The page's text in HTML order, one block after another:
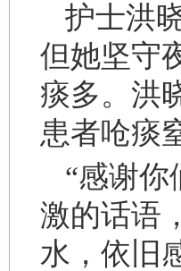
护士洪
但她坚守
痰多。洪
患者呛痰
“感谢
激的话语
水，依旧